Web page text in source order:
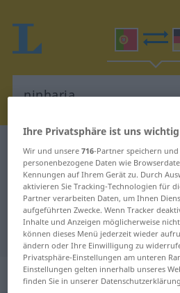
Portugiesisch-Deutsch
Portugiesisch-
Übersetzung für
"ninharia" Deutsch
„ninharia“:
Ihre Privatsphäre ist uns wichtig
Wir und unsere716-Partner speichern
personenbezogene Daten wie
Kennungen auf Ihrem Gerät zu. Durch
aktivieren Sie Tracking-Technologien für
Partner verarbeiten Daten, um Ihnen
aufgeführten Zwecke. Wenn Tracker
Inhalte und Anzeigen möglicherweise
können dieses Menü jederzeit wieder
ändern oder Ihre Einwilligung zu
Privatsphäre-Einstellungen am unteren
Einstellungen gelten innerhalb unseres
finden Sie in unserer